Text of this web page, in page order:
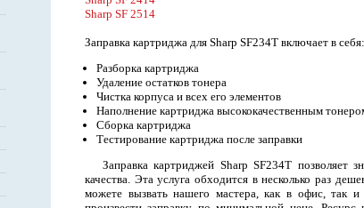
Sharp SF 2514
Заправка картриджа для Sharp SF234T включает в себя:
Разборка картриджа
Удаление остатков тонера
Чистка корпуса и всех его элементов
Наполнение картриджа высококачественным
Сборка картриджа
Тестирование картриджа после заправки
Заправка картриджей Sharp SF234T позволяет
качества. Эта услуга обходится в несколько раз
можете вызвать нашего мастера, как в офис,